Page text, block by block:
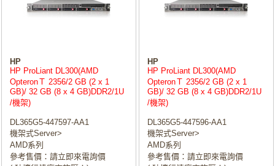
HP
HP ProLiant DL300(AMD
OpteronＴ 2356/2 GB (2 x 1
GB)/ 32 GB (8 x 4 GB)DDR2/1U
/機架)
DL365G5-447597-AA1
機架式Server>
AMD系列
參考售價：請立即來電詢價
HP
HP ProLiant DL300(AMD
OpteronＴ 2356/2 GB (2 x 1
GB)/ 32 GB (8 x 4 GB)DDR2/1U
/機架)
DL365G5-447596-AA1
機架式Server>
AMD系列
參考售價：請立即來電詢價